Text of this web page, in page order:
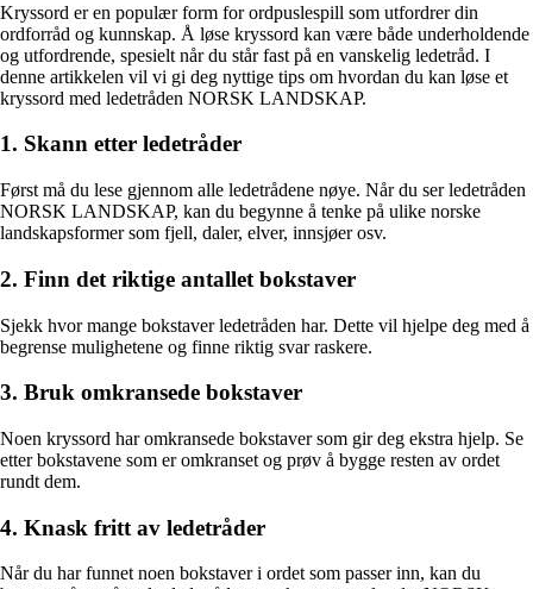
Kryssord er en populær form for ordpuslespill som utfordrer din
ordforråd og kunnskap. Å løse kryssord kan være både underholdende
og utfordrende, spesielt når du står fast på en vanskelig ledetråd. I
denne artikkelen vil vi gi deg nyttige tips om hvordan du kan løse et
kryssord med ledetråden NORSK LANDSKAP.
1. Skann etter ledetråder
Først må du lese gjennom alle ledetrådene nøye. Når du ser ledetråden
NORSK LANDSKAP, kan du begynne å tenke på ulike norske
landskapsformer som fjell, daler, elver, innsjøer osv.
2. Finn det riktige antallet bokstaver
Sjekk hvor mange bokstaver ledetråden har. Dette vil hjelpe deg med å
begrense mulighetene og finne riktig svar raskere.
3. Bruk omkransede bokstaver
Noen kryssord har omkransede bokstaver som gir deg ekstra hjelp. Se
etter bokstavene som er omkranset og prøv å bygge resten av ordet
rundt dem.
4. Knask fritt av ledetråder
Når du har funnet noen bokstaver i ordet som passer inn, kan du